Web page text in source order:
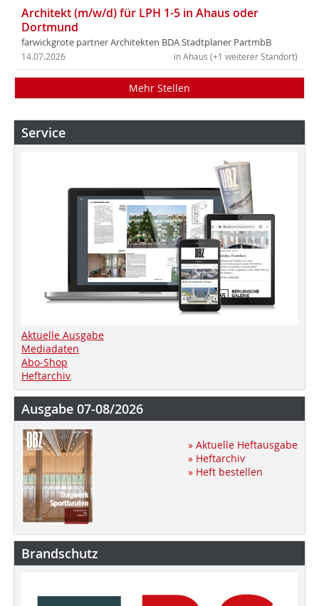
Architekt (m/w/d) für LPH 1-5 in Ahaus oder
Dortmund
farwickgrote partner Architekten BDA Stadtplaner PartmbB
in Ahaus (+1 weiterer Standort)
14.07.2026
Mehr Stellen
Service
Aktuelle Ausgabe
Mediadaten
Abo-Shop
Heftarchiv
Ausgabe 07-08/2026
» Aktuelle Heftausgabe
» Heftarchiv
» Heft bestellen
Brandschutz